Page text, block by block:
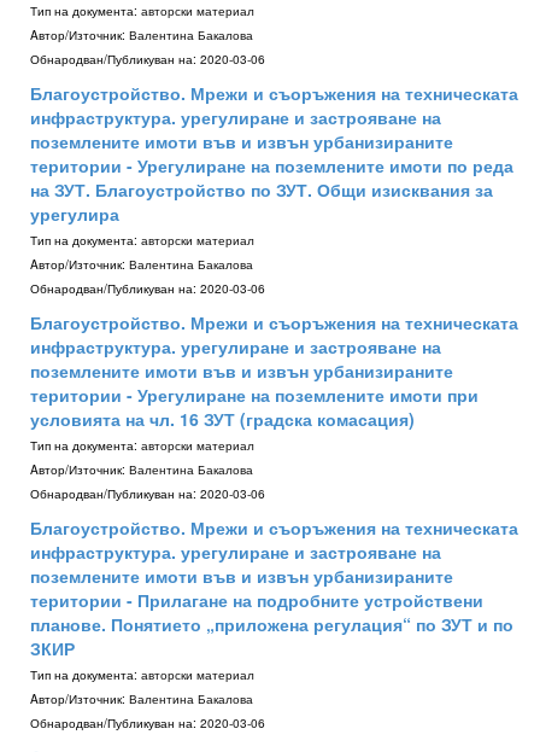
Тип на документа: авторски материал
Aвтор/Източник: Валентина Бакалова
Обнародван/Публикуван на: 2020-03-06
Благоустройство. Мрежи и съоръжения на техническата
инфраструктура. урегулиране и застрояване на
поземлените имоти във и извън урбанизираните
територии - Урегулиране на поземлените имоти по реда
на ЗУТ. Благоустройство по ЗУТ. Общи изисквания за
урегулира
Тип на документа: авторски материал
Aвтор/Източник: Валентина Бакалова
Обнародван/Публикуван на: 2020-03-06
Благоустройство. Мрежи и съоръжения на техническата
инфраструктура. урегулиране и застрояване на
поземлените имоти във и извън урбанизираните
територии - Урегулиране на поземлените имоти при
условията на чл. 16 ЗУТ (градска комасация)
Тип на документа: авторски материал
Aвтор/Източник: Валентина Бакалова
Обнародван/Публикуван на: 2020-03-06
Благоустройство. Мрежи и съоръжения на техническата
инфраструктура. урегулиране и застрояване на
поземлените имоти във и извън урбанизираните
територии - Прилагане на подробните устройствени
планове. Понятието „приложена регулация“ по ЗУТ и по
ЗКИР
Тип на документа: авторски материал
Aвтор/Източник: Валентина Бакалова
Обнародван/Публикуван на: 2020-03-06